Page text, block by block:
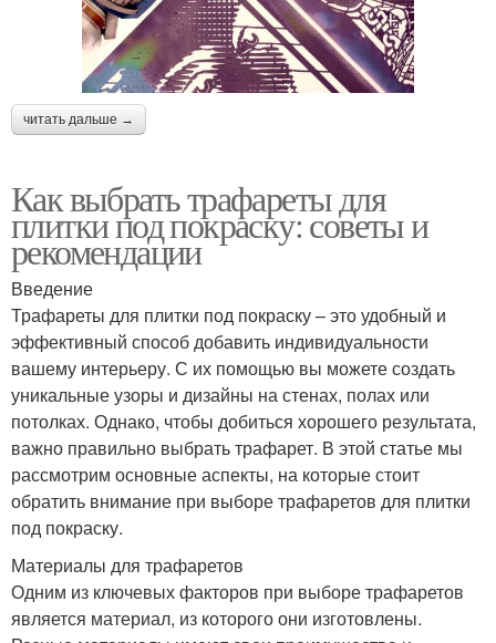
читать дальше →
Как выбрать трафареты для
плитки под покраску: советы и
рекомендации
Введение
Трафареты для плитки под покраску – это удобный и
эффективный способ добавить индивидуальности
вашему интерьеру. С их помощью вы можете создать
уникальные узоры и дизайны на стенах, полах или
потолках. Однако, чтобы добиться хорошего результата,
важно правильно выбрать трафарет. В этой статье мы
рассмотрим основные аспекты, на которые стоит
обратить внимание при выборе трафаретов для плитки
под покраску.
Материалы для трафаретов
Одним из ключевых факторов при выборе трафаретов
является материал, из которого они изготовлены.